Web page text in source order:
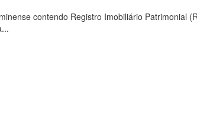
contendo Registro Imobiliário Patrimonial